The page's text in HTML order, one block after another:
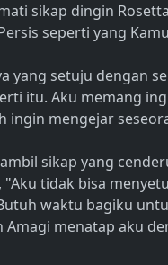
sikap dingin
seperti yang
yang setuju dengan
itu. Aku memang
ingin mengejar
sikap yang
tidak bisa
waktu bagiku
Amagi menatap aku